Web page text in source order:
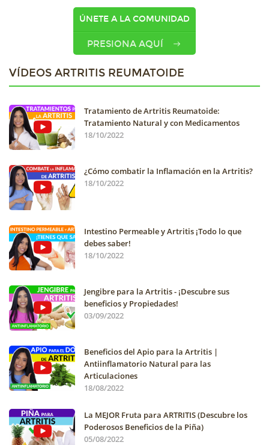
ÚNETE A LA COMUNIDAD
PRESIONA AQUÍ
VÍDEOS ARTRITIS REUMATOIDE
Tratamiento de Artritis Reumatoide:
Tratamiento Natural y con Medicamentos
18/10/2022
¿Cómo combatir la Inflamación en la Artritis?
18/10/2022
Intestino Permeable y Artritis ¡Todo lo que
debes saber!
18/10/2022
Jengibre para la Artritis - ¡Descubre sus
beneficios y Propiedades!
03/09/2022
Beneficios del Apio para la Artritis |
Antiinflamatorio Natural para las
Articulaciones
18/08/2022
La MEJOR Fruta para ARTRITIS (Descubre los
Poderosos Beneficios de la Piña)
05/08/2022